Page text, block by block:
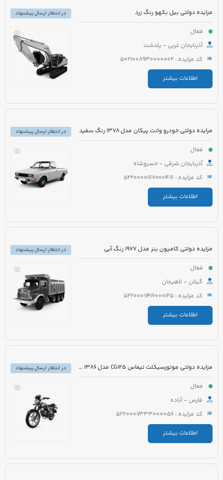
مزایده دولتی بیل بکهو رنگ زرد
فعال
آذربایجان غربی - پلدشت
کد مزایده : 5021008930000002
اطلاعات بیشتر
در انتظار ارسال پیشنهاد
مزایده دولتی خودرو وانت پیکان مدل 1378 رنگ سفید
فعال
آذربایجان شرقی - خسروشاه
کد مزایده : 5220000167000416
اطلاعات بیشتر
در انتظار ارسال پیشنهاد
مزایده دولتی کامیون بنز مدل 1977 رنگ آبی
فعال
گیلان - لاهیجان
کد مزایده : 5220007416000125
اطلاعات بیشتر
در انتظار ارسال پیشنهاد
مزایده دولتی موتورسیکلت تیماس CG125 مدل 1386 رنگ قرمز
فعال
فارس - آباده
کد مزایده : 5220007333000056
اطلاعات بیشتر
در انتظار ارسال پیشنهاد